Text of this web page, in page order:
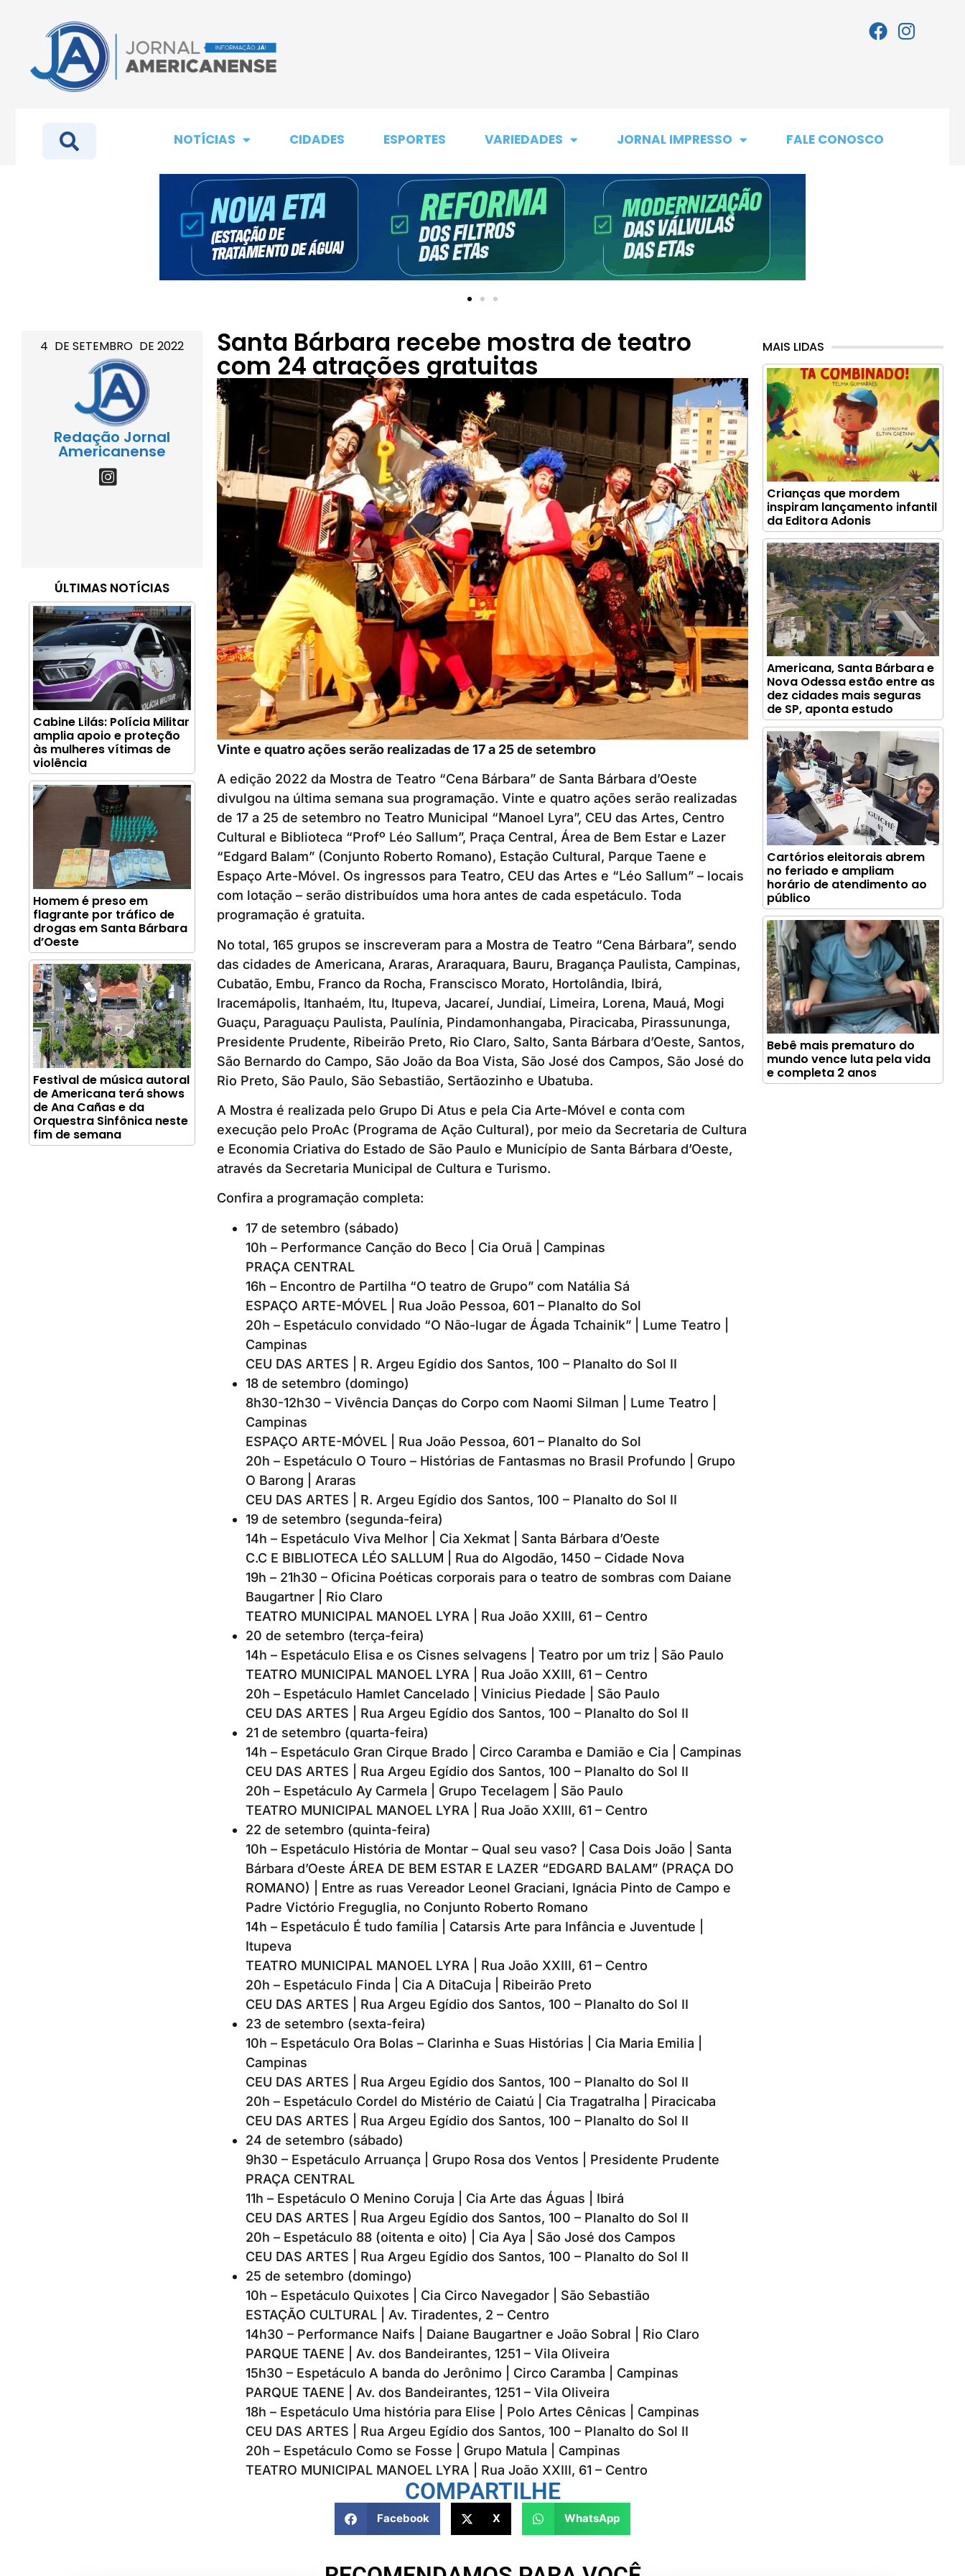
NOTÍCIAS CIDADES ESPORTES VARIEDADES JORNAL IMPRESSO FALE CONOSCO
4 DE SETEMBRO DE 2022
Redação Jornal
Americanense
ÚLTIMAS NOTÍCIAS
Cabine Lilás: Polícia Militar
amplia apoio e proteção
às mulheres vítimas de
violência
Homem é preso em
flagrante por tráfico de
drogas em Santa Bárbara
d’Oeste
Festival de música autoral
de Americana terá shows
de Ana Cañas e da
Orquestra Sinfônica neste
fim de semana
Santa Bárbara recebe mostra de teatro
com 24 atrações gratuitas
Vinte e quatro ações serão realizadas de 17 a 25 de setembro
A edição 2022 da Mostra de Teatro “Cena Bárbara” de Santa Bárbara d’Oeste
divulgou na última semana sua programação. Vinte e quatro ações serão realizadas
de 17 a 25 de setembro no Teatro Municipal “Manoel Lyra”, CEU das Artes, Centro
Cultural e Biblioteca “Profº Léo Sallum”, Praça Central, Área de Bem Estar e Lazer
“Edgard Balam” (Conjunto Roberto Romano), Estação Cultural, Parque Taene e
Espaço Arte-Móvel. Os ingressos para Teatro, CEU das Artes e “Léo Sallum” – locais
com lotação – serão distribuídos uma hora antes de cada espetáculo. Toda
programação é gratuita.
No total, 165 grupos se inscreveram para a Mostra de Teatro “Cena Bárbara”, sendo
das cidades de Americana, Araras, Araraquara, Bauru, Bragança Paulista, Campinas,
Cubatão, Embu, Franco da Rocha, Franscisco Morato, Hortolândia, Ibirá,
Iracemápolis, Itanhaém, Itu, Itupeva, Jacareí, Jundiaí, Limeira, Lorena, Mauá, Mogi
Guaçu, Paraguaçu Paulista, Paulínia, Pindamonhangaba, Piracicaba, Pirassununga,
Presidente Prudente, Ribeirão Preto, Rio Claro, Salto, Santa Bárbara d’Oeste, Santos,
São Bernardo do Campo, São João da Boa Vista, São José dos Campos, São José do
Rio Preto, São Paulo, São Sebastião, Sertãozinho e Ubatuba.
A Mostra é realizada pelo Grupo Di Atus e pela Cia Arte-Móvel e conta com
execução pelo ProAc (Programa de Ação Cultural), por meio da Secretaria de Cultura
e Economia Criativa do Estado de São Paulo e Município de Santa Bárbara d’Oeste,
através da Secretaria Municipal de Cultura e Turismo.
Confira a programação completa:
17 de setembro (sábado)
10h – Performance Canção do Beco | Cia Oruã | Campinas
PRAÇA CENTRAL
16h – Encontro de Partilha “O teatro de Grupo” com Natália Sá
ESPAÇO ARTE-MÓVEL | Rua João Pessoa, 601 – Planalto do Sol
20h – Espetáculo convidado “O Não-lugar de Ágada Tchainik” | Lume Teatro |
Campinas
CEU DAS ARTES | R. Argeu Egídio dos Santos, 100 – Planalto do Sol II
18 de setembro (domingo)
8h30-12h30 – Vivência Danças do Corpo com Naomi Silman | Lume Teatro |
Campinas
ESPAÇO ARTE-MÓVEL | Rua João Pessoa, 601 – Planalto do Sol
20h – Espetáculo O Touro – Histórias de Fantasmas no Brasil Profundo | Grupo
O Barong | Araras
CEU DAS ARTES | R. Argeu Egídio dos Santos, 100 – Planalto do Sol II
19 de setembro (segunda-feira)
14h – Espetáculo Viva Melhor | Cia Xekmat | Santa Bárbara d’Oeste
C.C E BIBLIOTECA LÉO SALLUM | Rua do Algodão, 1450 – Cidade Nova
19h – 21h30 – Oficina Poéticas corporais para o teatro de sombras com Daiane
Baugartner | Rio Claro
TEATRO MUNICIPAL MANOEL LYRA | Rua João XXIII, 61 – Centro
20 de setembro (terça-feira)
14h – Espetáculo Elisa e os Cisnes selvagens | Teatro por um triz | São Paulo
TEATRO MUNICIPAL MANOEL LYRA | Rua João XXIII, 61 – Centro
20h – Espetáculo Hamlet Cancelado | Vinicius Piedade | São Paulo
CEU DAS ARTES | Rua Argeu Egídio dos Santos, 100 – Planalto do Sol II
21 de setembro (quarta-feira)
14h – Espetáculo Gran Cirque Brado | Circo Caramba e Damião e Cia | Campinas
CEU DAS ARTES | Rua Argeu Egídio dos Santos, 100 – Planalto do Sol II
20h – Espetáculo Ay Carmela | Grupo Tecelagem | São Paulo
TEATRO MUNICIPAL MANOEL LYRA | Rua João XXIII, 61 – Centro
22 de setembro (quinta-feira)
10h – Espetáculo História de Montar – Qual seu vaso? | Casa Dois João | Santa
Bárbara d’Oeste ÁREA DE BEM ESTAR E LAZER “EDGARD BALAM” (PRAÇA DO
ROMANO) | Entre as ruas Vereador Leonel Graciani, Ignácia Pinto de Campo e
Padre Victório Freguglia, no Conjunto Roberto Romano
14h – Espetáculo É tudo família | Catarsis Arte para Infância e Juventude |
Itupeva
TEATRO MUNICIPAL MANOEL LYRA | Rua João XXIII, 61 – Centro
20h – Espetáculo Finda | Cia A DitaCuja | Ribeirão Preto
CEU DAS ARTES | Rua Argeu Egídio dos Santos, 100 – Planalto do Sol II
23 de setembro (sexta-feira)
10h – Espetáculo Ora Bolas – Clarinha e Suas Histórias | Cia Maria Emilia |
Campinas
CEU DAS ARTES | Rua Argeu Egídio dos Santos, 100 – Planalto do Sol II
20h – Espetáculo Cordel do Mistério de Caiatú | Cia Tragatralha | Piracicaba
CEU DAS ARTES | Rua Argeu Egídio dos Santos, 100 – Planalto do Sol II
24 de setembro (sábado)
9h30 – Espetáculo Arruança | Grupo Rosa dos Ventos | Presidente Prudente
PRAÇA CENTRAL
11h – Espetáculo O Menino Coruja | Cia Arte das Águas | Ibirá
CEU DAS ARTES | Rua Argeu Egídio dos Santos, 100 – Planalto do Sol II
20h – Espetáculo 88 (oitenta e oito) | Cia Aya | São José dos Campos
CEU DAS ARTES | Rua Argeu Egídio dos Santos, 100 – Planalto do Sol II
25 de setembro (domingo)
10h – Espetáculo Quixotes | Cia Circo Navegador | São Sebastião
ESTAÇÃO CULTURAL | Av. Tiradentes, 2 – Centro
14h30 – Performance Naifs | Daiane Baugartner e João Sobral | Rio Claro
PARQUE TAENE | Av. dos Bandeirantes, 1251 – Vila Oliveira
15h30 – Espetáculo A banda do Jerônimo | Circo Caramba | Campinas
PARQUE TAENE | Av. dos Bandeirantes, 1251 – Vila Oliveira
18h – Espetáculo Uma história para Elise | Polo Artes Cênicas | Campinas
CEU DAS ARTES | Rua Argeu Egídio dos Santos, 100 – Planalto do Sol II
20h – Espetáculo Como se Fosse | Grupo Matula | Campinas
TEATRO MUNICIPAL MANOEL LYRA | Rua João XXIII, 61 – Centro
COMPARTILHE
Facebook X WhatsApp
MAIS LIDAS
Crianças que mordem
inspiram lançamento infantil
da Editora Adonis
Americana, Santa Bárbara e
Nova Odessa estão entre as
dez cidades mais seguras
de SP, aponta estudo
Cartórios eleitorais abrem
no feriado e ampliam
horário de atendimento ao
público
Bebê mais prematuro do
mundo vence luta pela vida
e completa 2 anos